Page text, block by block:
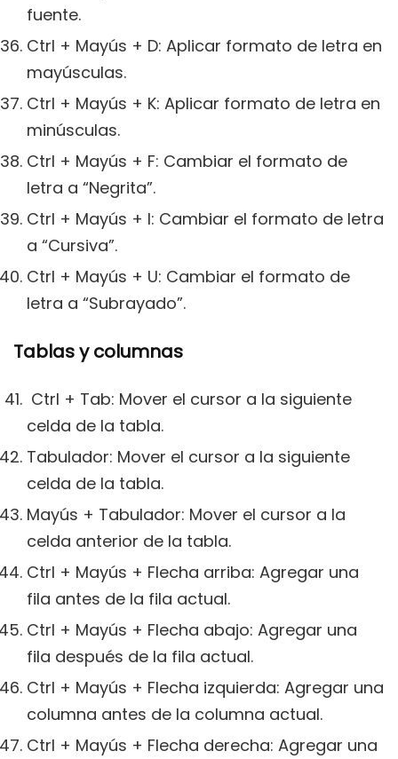
fuente.
Ctrl + Mayús + D: Aplicar formato de letra en
mayúsculas.
Ctrl + Mayús + K: Aplicar formato de letra en
minúsculas.
Ctrl + Mayús + F: Cambiar el formato de
letra a “Negrita”.
Ctrl + Mayús + I: Cambiar el formato de letra
a “Cursiva”.
Ctrl + Mayús + U: Cambiar el formato de
letra a “Subrayado”.
Tablas y columnas
Ctrl + Tab: Mover el cursor a la siguiente
celda de la tabla.
Tabulador: Mover el cursor a la siguiente
celda de la tabla.
Mayús + Tabulador: Mover el cursor a la
celda anterior de la tabla.
Ctrl + Mayús + Flecha arriba: Agregar una
fila antes de la fila actual.
Ctrl + Mayús + Flecha abajo: Agregar una
fila después de la fila actual.
Ctrl + Mayús + Flecha izquierda: Agregar una
columna antes de la columna actual.
Ctrl + Mayús + Flecha derecha: Agregar una